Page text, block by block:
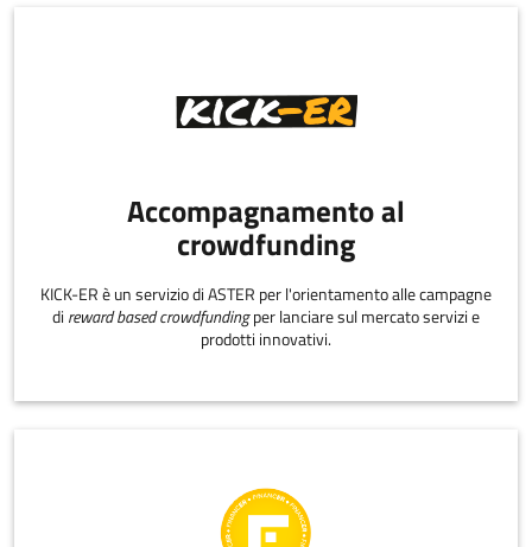
Accompagnamento al
crowdfunding
KICK-ER è un servizio di ASTER per l'orientamento alle campagne
di reward based crowdfundingper lanciare sul mercato servizi e
prodotti innovativi.